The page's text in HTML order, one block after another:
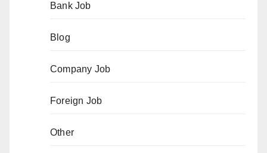
Bank Job
Blog
Company Job
Foreign Job
Other